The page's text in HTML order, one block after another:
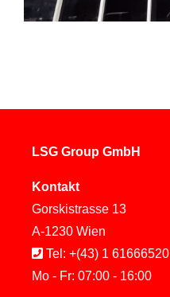
LSG Group GmbH
Kontakt
Gorskistrasse 13
A-1230 Wien
Tel: +(43) 1 61666520
Mo - Fr: 07:00 - 16:00